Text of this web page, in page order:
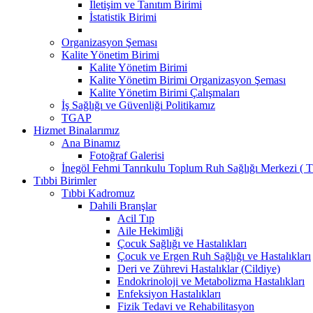
İletişim ve Tanıtım Birimi
İstatistik Birimi
Organizasyon Şeması
Kalite Yönetim Birimi
Kalite Yönetim Birimi
Kalite Yönetim Birimi Organizasyon Şeması
Kalite Yönetim Birimi Çalışmaları
İş Sağlığı ve Güvenliği Politikamız
TGAP
Hizmet Binalarımız
Ana Binamız
Fotoğraf Galerisi
İnegöl Fehmi Tanrıkulu Toplum Ruh Sağlığı Merkezi (
Tıbbi Birimler
Tıbbi Kadromuz
Dahili Branşlar
Acil Tıp
Aile Hekimliği
Çocuk Sağlığı ve Hastalıkları
Çocuk ve Ergen Ruh Sağlığı ve Hastalıkları
Deri ve Zührevi Hastalıklar (Cildiye)
Endokrinoloji ve Metabolizma Hastalıkları
Enfeksiyon Hastalıkları
Fizik Tedavi ve Rehabilitasyon